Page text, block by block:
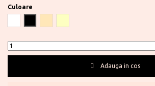
Culoare
Adauga in cos